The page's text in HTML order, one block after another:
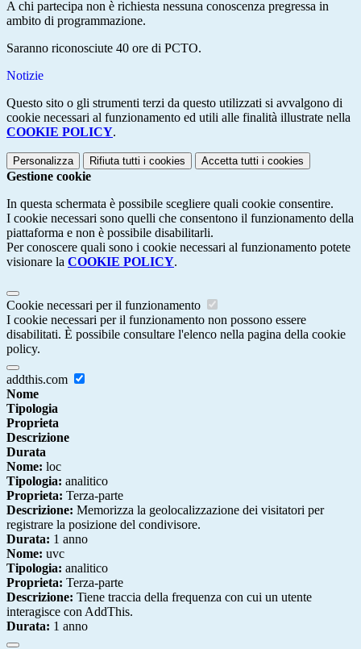
A chi partecipa non è richiesta nessuna conoscenza pregressa in
ambito di programmazione.
Saranno riconosciute 40 ore di PCTO.
Notizie
Questo sito o gli strumenti terzi da questo utilizzati si avvalgono di
cookie necessari al funzionamento ed utili alle finalità illustrate nella
COOKIE POLICY.
Personalizza Rifiuta tutti i cookies Accetta tutti i cookies
Gestione cookie
In questa schermata è possibile scegliere quali cookie consentire.
I cookie necessari sono quelli che consentono il funzionamento della
piattaforma e non è possibile disabilitarli.
Per conoscere quali sono i cookie necessari al funzionamento potete
visionare la COOKIE POLICY.
Cookie necessari per il funzionamento
I cookie necessari per il funzionamento non possono essere
disabilitati. È possibile consultare l'elenco nella pagina della cookie
policy.
addthis.com
Nome
Tipologia
Proprieta
Descrizione
Durata
Nome: loc
Tipologia: analitico
Proprieta: Terza-parte
Descrizione: Memorizza la geolocalizzazione dei visitatori per
registrare la posizione del condivisore.
Durata: 1 anno
Nome: uvc
Tipologia: analitico
Proprieta: Terza-parte
Descrizione: Tiene traccia della frequenza con cui un utente
interagisce con AddThis.
Durata: 1 anno